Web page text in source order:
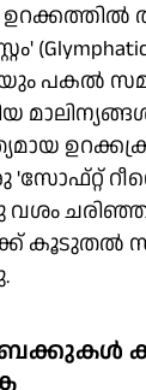
പകൽ
'സോഫ്റ്റ്
കൂടുതൽ